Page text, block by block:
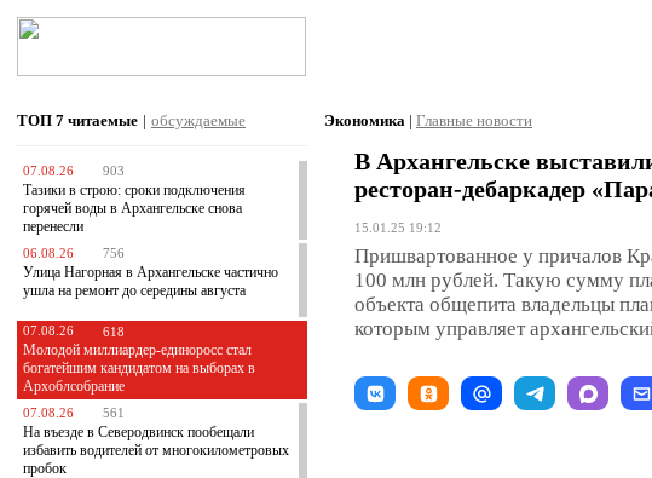
ТОП 7 читаемые | обсуждаемые
07.08.26 903
Тазики в строю: сроки подключения
горячей воды в Архангельске снова
перенесли
06.08.26 756
Улица Нагорная в Архангельске частично
ушла на ремонт до середины августа
07.08.26 618
Молодой миллиардер-единоросс стал
богатейшим кандидатом на выборах в
Архоблсобрание
07.08.26 561
На въезде в Северодвинск пообещали
избавить водителей от многокилометровых
пробок
Экономика | Главные новости
В Архангельске
ресторан-дебаркадер
15.01.25 19:12
Пришвартованное у причалов
100 млн рублей. Такую сумму
объекта общепита владельцы
которым управляет